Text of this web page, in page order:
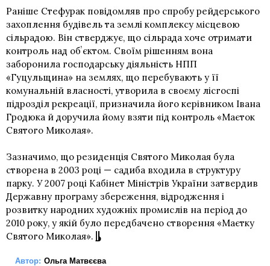
Раніше Стефурак повідомляв про спробу рейдерського
захоплення будівель та землі комплексу місцевою
сільрадою. Він стверджує, що сільрада хоче отримати
контроль над обʼєктом. Своїм рішенням вона
заборонила господарську діяльність НПП
«Гуцульщина» на землях, що перебувають у її
комунальній власності, утворила в своєму лісгоспі
підрозділ рекреації, призначила його керівником Івана
Гродюка й доручила йому взяти під контроль «Маєток
Святого Миколая».
Зазначимо, що резиденція Святого Миколая була
створена в 2003 році — садиба входила в структуру
парку. У 2007 році Кабінет Міністрів України затвердив
Державну програму збереження, відродження і
розвитку народних художніх промислів на період до
2010 року, у якій було передбачено створення «Маєтку
Святого Миколая».
Автор: Ольга Матвєєва